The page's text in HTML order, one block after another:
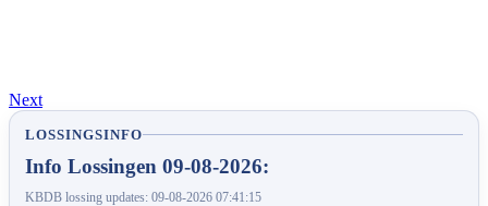
Next
LOSSINGSINFO
Info Lossingen 09-08-2026:
KBDB lossing updates: 09-08-2026 07:41:15